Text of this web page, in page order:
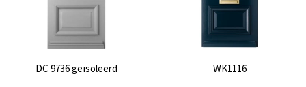
DC 9736 geïsoleerd WK1116